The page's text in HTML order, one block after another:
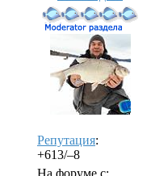
Репутация:
+613/–8
На форуме с: